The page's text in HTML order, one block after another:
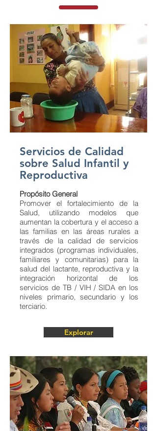
Servicios de Calidad
sobre Salud Infantil y
Reproductiva
Propósito General
Promover el fortalecimiento de la
Salud, utilizando modelos que
aumentan la cobertura y el acceso a
las familias en las áreas rurales a
través de la calidad de servicios
integrados (programas individuales,
familiares y comunitarias) para la
salud del lactante, reproductiva y la
integración horizontal de los
servicios de TB / VIH / SIDA en los
niveles primario, secundario y los
terciario.
Explorar